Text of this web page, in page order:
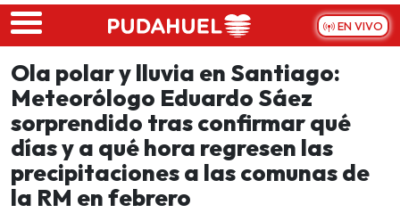
Skip to main content
EN VIVO
Ola polar y lluvia en Santiago:
Meteorólogo Eduardo Sáez
sorprendido tras confirmar qué
días y a qué hora regresen las
precipitaciones a las comunas de
la RM en febrero